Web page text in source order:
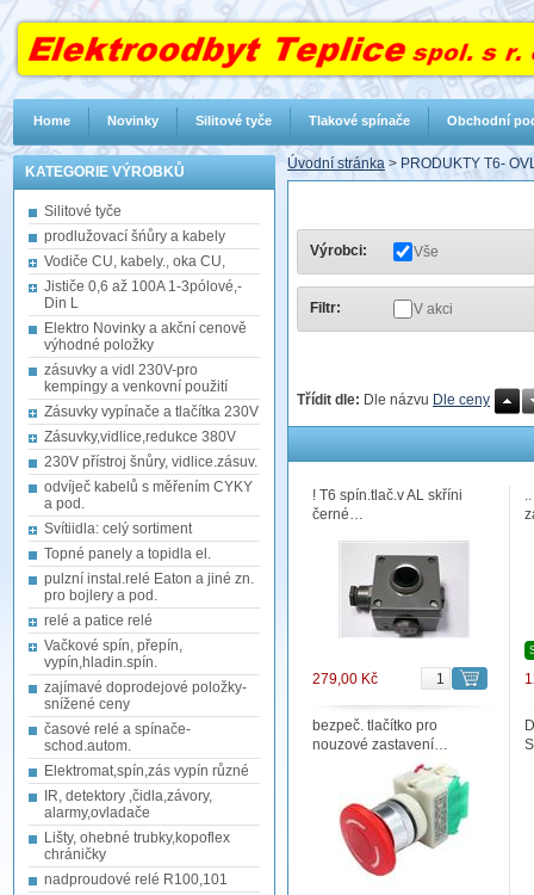
KATEGORIE VÝROBKŮ
Silitové tyče
prodlužovací šńůry a kabely
Vodiče CU, kabely., oka CU,
Jističe 0,6 až 100A 1-3pólové,-
Din L
Elektro Novinky a akční cenově
výhodné položky
zásuvky a vidl 230V-pro
kempingy a venkovní použití
Zásuvky vypínače a tlačítka 230V
Zásuvky,vidlice,redukce 380V
230V přístroj šnůry, vidlice.zásuv.
odvíječ kabelů s měřením CYKY
a pod.
Svítiidla: celý sortiment
Topné panely a topidla el.
pulzní instal.relé Eaton a jiné zn.
pro bojlery a pod.
relé a patice relé
Vačkové spín, přepín,
vypín,hladin.spín.
zajímavé doprodejové položky-
snížené ceny
časové relé a spínače-
schod.autom.
Elektromat,spín,zás vypín různé
IR, detektory ,čidla,závory,
alarmy,ovladače
Lišty, ohebné trubky,kopoflex
chráničky
nadproudové relé R100,101
Úvodní stránka > PRODUKTY T6-
Výrobci: Vše
Filtr: V akci
Třídit dle: Dle názvu Dle ceny
! T6 spín.tlač.v AL skříni
černé…
279,00 Kč
bezpeč. tlačítko pro
nouzové zastavení…
Home Novinky Silitové tyče Tlakové spínače Obchodní